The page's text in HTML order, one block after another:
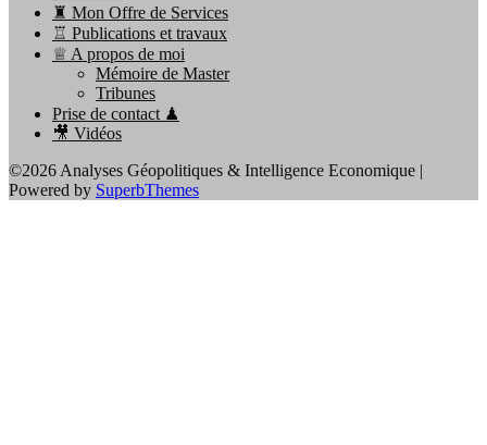
♜ Mon Offre de Services
♖ Publications et travaux
♕ A propos de moi
Mémoire de Master
Tribunes
Prise de contact ♟
🎥 Vidéos
©2026 Analyses Géopolitiques & Intelligence Economique |
Powered by SuperbThemes